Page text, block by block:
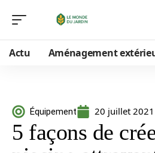
Actu Aménagement
Équipement 20 juillet 2021
5 façons de